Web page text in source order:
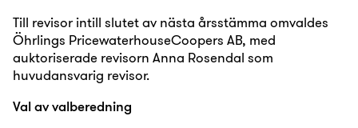
Till revisor intill slutet av nästa årsstämma omvaldes
Öhrlings PricewaterhouseCoopers AB, med
auktoriserade revisorn Anna Rosendal som
huvudansvarig revisor.
Val av valberedning